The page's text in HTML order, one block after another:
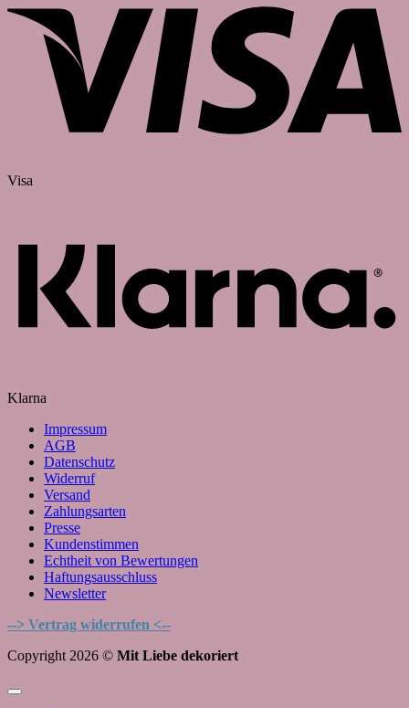
Visa
Klarna
Impressum
AGB
Datenschutz
Widerruf
Versand
Zahlungsarten
Presse
Kundenstimmen
Echtheit von Bewertungen
Haftungsausschluss
Newsletter
--> Vertrag widerrufen <--
Copyright 2026 © Mit Liebe dekoriert